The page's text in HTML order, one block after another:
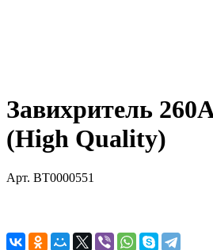
Завихритель
(High Quality)
Арт. BT0000551